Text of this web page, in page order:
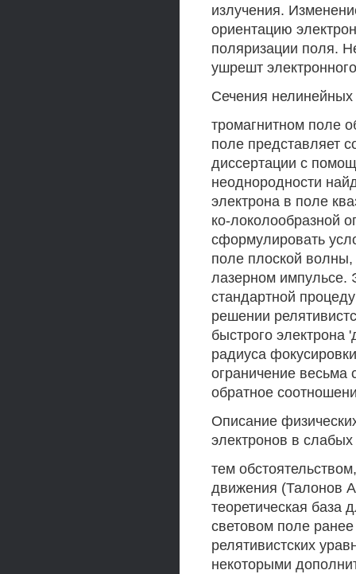
излучения.
ориентацию
поляризации поля.
ушрешт
Сечения
тромагнитном поле
поле представляет
диссертации с
неоднородности
электрона в поле
ко-локолообразной
сформулировать
поле плоской
лазерном импульсе.
стандартной
решении
быстрого
радиуса
ограничение весьма
обратное
Описание
электронов в
тем
движения (Талонов
теоретическая база
световом поле
релятивистских
некоторыми